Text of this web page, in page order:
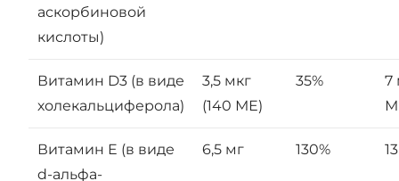
аскорбиновой
кислоты)
Витамин D3 (в виде
холекальциферола)
3,5 мкг
(140 МЕ)
35%
7
Витамин E (в виде
d-альфа-
6,5 мг 130%